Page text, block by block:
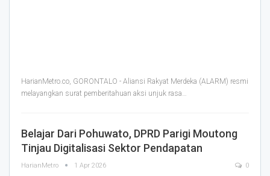
HarianMetro.co, GORONTALO - Aliansi Rakyat Merdeka (ALARM) resmi
melayangkan surat pemberitahuan aksi unjuk rasa
Belajar Dari Pohuwato, DPRD Parigi Moutong
Tinjau Digitalisasi Sektor Pendapatan
HarianMetro 1 Apr 2026 0